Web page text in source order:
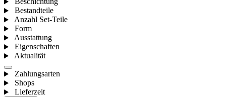
Bestandteile
Anzahl Set-Teile
Form
Ausstattung
Eigenschaften
Aktualität
Zahlungsarten
Shops
Lieferzeit